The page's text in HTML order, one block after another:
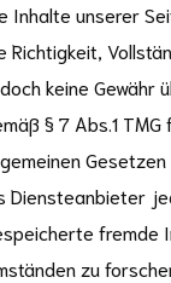
Inhalte unserer
Richtigkeit,
keine Gewähr
§ 7 Abs.1
Diensteanbieter
fremde
zu